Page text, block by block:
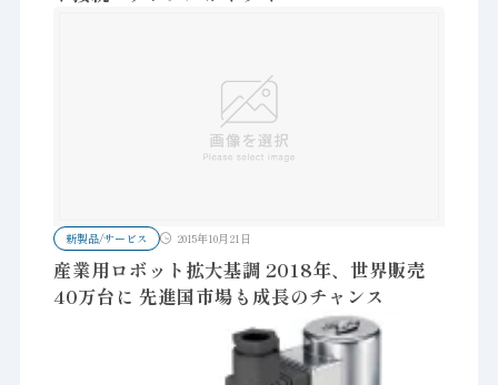
新製品/サービス 2015年10月21日
産業用ロボット拡大基調 2018年、世界販売
40万台に 先進国市場も成長のチャンス